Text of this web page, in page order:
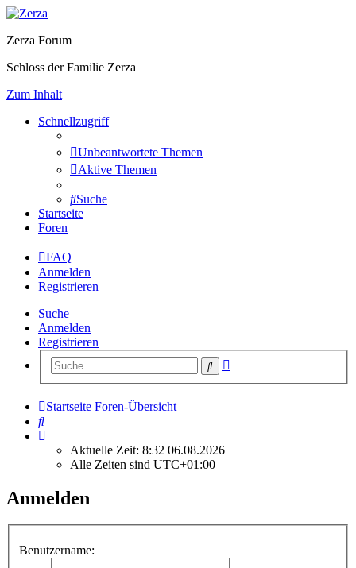
Zerza Forum
Schloss der Familie Zerza
Zum Inhalt
Schnellzugriff
Unbeantwortete Themen
Aktive Themen
Suche
Startseite
Foren
FAQ
Anmelden
Registrieren
Suche
Anmelden
Registrieren
Suche
Startseite Foren-Übersicht
Suche
Aktuelle Zeit: 8:32 06.08.2026
Alle Zeiten sind UTC+01:00
Anmelden
Benutzername: